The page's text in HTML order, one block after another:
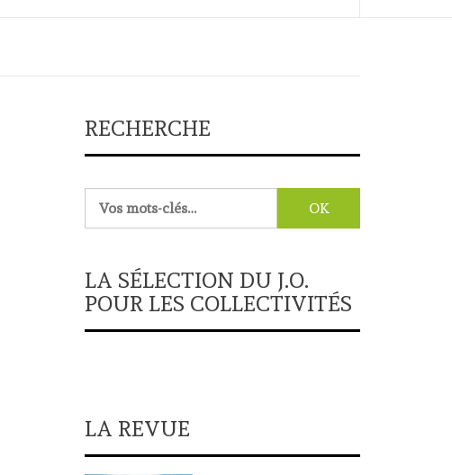
RECHERCHE
LA SÉLECTION DU J.O.
POUR LES COLLECTIVITÉS
LA REVUE